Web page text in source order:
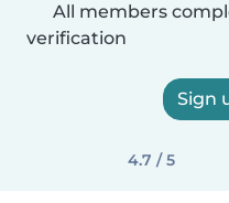
All members
verification
Sign
4.7 / 5